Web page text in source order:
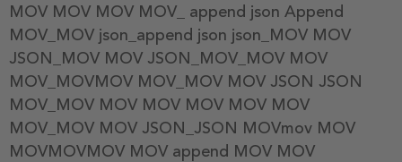
MOV MOV MOV MOV_ append json Append
MOV_MOV json_append json json_MOV MOV
JSON_MOV MOV JSON_MOV_MOV MOV
MOV_MOVMOV MOV_MOV MOV JSON JSON
MOV_MOV MOV MOV MOV MOV MOV
MOV_MOV MOV JSON_JSON MOVmov MOV
MOVMOVMOV MOV append MOV MOV